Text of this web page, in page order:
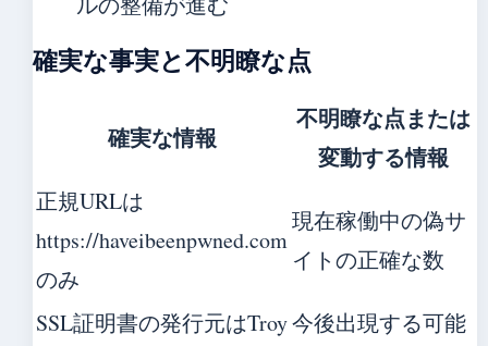
確実な事実と不明瞭な点
確実な情報
不明瞭な点または
変動する情報
正規URLは
https://haveibeenpwned.com
のみ
現在稼働中の偽サ
イトの正確な数
SSL証明書の発行元はTroy今後出現する可能